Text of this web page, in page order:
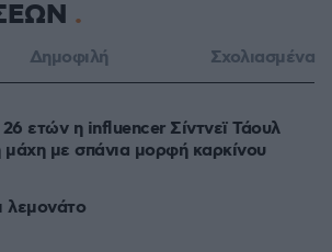
Δημοφιλή Σχολιασμένα
ετών η influencer Σίντνεϊ Τάουλ
μάχη με σπάνια μορφή καρκίνου
λεμονάτο